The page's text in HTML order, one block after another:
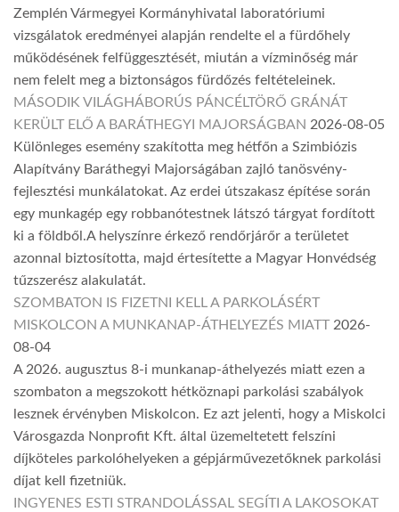
Zemplén Vármegyei Kormányhivatal laboratóriumi
vizsgálatok eredményei alapján rendelte el a fürdőhely
működésének felfüggesztését, miután a vízminőség már
nem felelt meg a biztonságos fürdőzés feltételeinek.
MÁSODIK VILÁGHÁBORÚS PÁNCÉLTÖRŐ GRÁNÁT
KERÜLT ELŐ A BARÁTHEGYI MAJORSÁGBAN 2026-08-05
Különleges esemény szakította meg hétfőn a Szimbiózis
Alapítvány Baráthegyi Majorságában zajló tanösvény-
fejlesztési munkálatokat. Az erdei útszakasz építése során
egy munkagép egy robbanótestnek látszó tárgyat fordított
ki a földből.A helyszínre érkező rendőrjárőr a területet
azonnal biztosította, majd értesítette a Magyar Honvédség
tűzszerész alakulatát.
SZOMBATON IS FIZETNI KELL A PARKOLÁSÉRT
MISKOLCON A MUNKANAP-ÁTHELYEZÉS MIATT 2026-
08-04
A 2026. augusztus 8-i munkanap-áthelyezés miatt ezen a
szombaton a megszokott hétköznapi parkolási szabályok
lesznek érvényben Miskolcon. Ez azt jelenti, hogy a Miskolci
Városgazda Nonprofit Kft. által üzemeltetett felszíni
díjköteles parkolóhelyeken a gépjárművezetőknek parkolási
díjat kell fizetniük.
INGYENES ESTI STRANDOLÁSSAL SEGÍTI A LAKOSOKAT